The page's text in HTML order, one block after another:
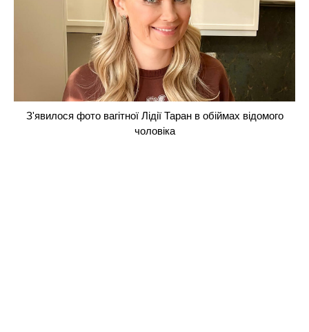
З'явилося фото вагітної Лідії Таран в обіймах відомого
чоловіка